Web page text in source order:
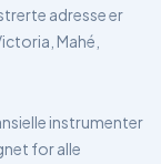
adresse er
Mahé,
instrumenter
for alle